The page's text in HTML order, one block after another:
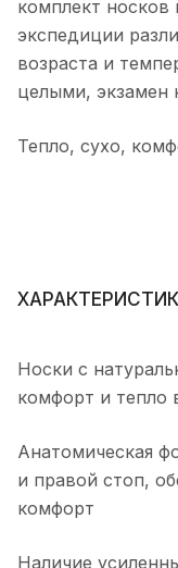
комплект носков
экспедиции
возраста и
целыми, экзамен
Тепло, сухо,
Носки с
комфорт и тепло
Анатомическая
и правой стоп,
комфорт
Наличие